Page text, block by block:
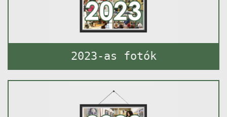
2023-as fotók